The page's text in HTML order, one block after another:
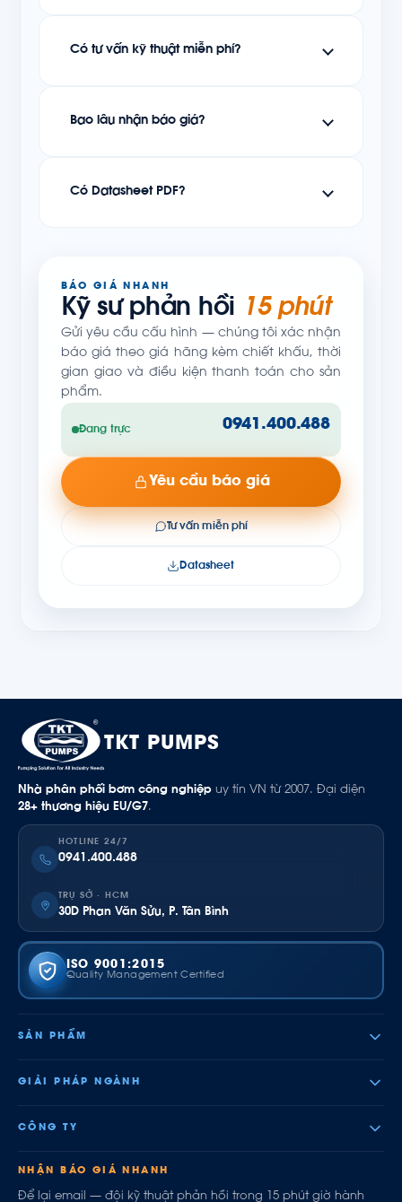
Có tư vấn kỹ thuật miễn phí?
Bao lâu nhận báo giá?
Có Datasheet PDF?
BÁO GIÁ NHANH
Kỹ sư phản hồi 15 phút
Gửi yêu cầu cấu hình — chúng tôi xác nhận
báo giá theo giá hãng kèm chiết khấu, thời
gian giao và điều kiện thanh toán cho sản
phẩm.
Đang trực 0941.400.488
Yêu cầu báo giá
Tư vấn miễn phí
Datasheet
TKT PUMPS
Nhà phân phối bơm công nghiệp uy tín VN từ 2007. Đại diện
28+ thương hiệu EU/G7.
HOTLINE 24/7
0941.400.488
TRỤ SỞ · HCM
30D Phan Văn Sửu, P. Tân Bình
ISO 9001:2015
Quality Management Certified
SẢN PHẨM
GIẢI PHÁP NGÀNH
CÔNG TY
NHẬN BÁO GIÁ NHANH
Để lại email — đội kỹ thuật phản hồi trong 15 phút giờ hành